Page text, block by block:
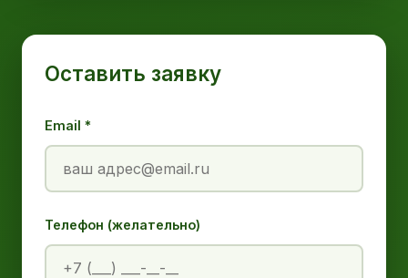
Оставить заявку
Email *
Телефон (желательно)